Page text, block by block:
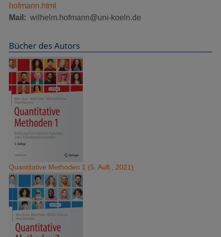
hofmann.html
Mail
wilhelm.hofmann@uni-koeln.de
Bücher des Autors
Quantitative Methoden 1 (5. Aufl., 2021)